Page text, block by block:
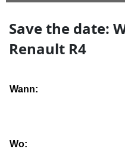
Save the date:
Renault R4
Wann:
Wo: